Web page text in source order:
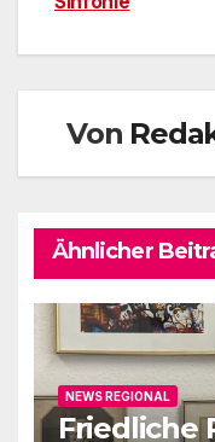
Von
Ähnlicher
NEWS REGIONAL
Friedliche